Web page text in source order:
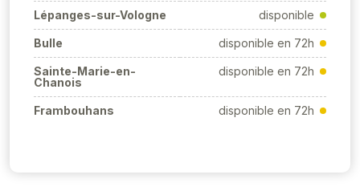
Lépanges-sur-Vologne disponible
Bulle disponible en 72h
Sainte-Marie-en-
Chanois
disponible en 72h
Frambouhans disponible en 72h